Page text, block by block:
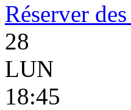
Réserver
28
LUN
18:45